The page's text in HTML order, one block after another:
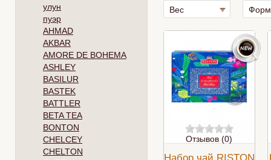
улун
пуэр
AHMAD
AKBAR
AMORE DE BOHEMA
ASHLEY
BASILUR
BASTEK
BATTLER
BETA TEA
BONTON
CHELCEY
CHELTON
Вес
Отзывов (0)